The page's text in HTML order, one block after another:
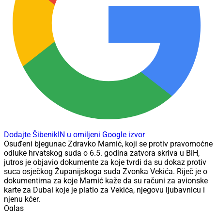
Dodajte ŠibenikIN u omiljeni Google izvor
Osuđeni bjegunac Zdravko Mamić, koji se protiv pravomoćne
odluke hrvatskog suda o 6.5. godina zatvora skriva u BiH,
jutros je objavio dokumente za koje tvrdi da su dokaz protiv
suca osječkog Županijskoga suda Zvonka Vekića. Riječ je o
dokumentima za koje Mamić kaže da su računi za avionske
karte za Dubai koje je platio za Vekića, njegovu ljubavnicu i
njenu kćer.
Oglas